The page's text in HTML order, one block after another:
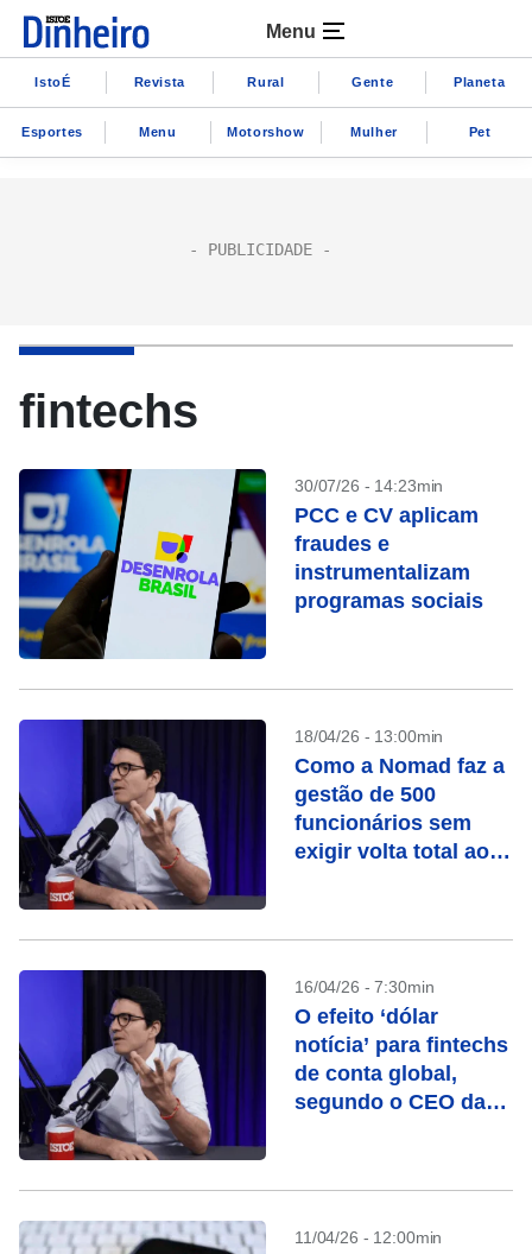
Menu
IstoÉ Revista Rural Gente Planeta
Esportes Menu Motorshow Mulher Pet
fintechs
30/07/26 - 14:23min
PCC e CV aplicam
fraudes e
instrumentalizam
programas sociais
18/04/26 - 13:00min
Como a Nomad faz a
gestão de 500
funcionários sem
exigir volta total ao
16/04/26 - 7:30min
O efeito ‘dólar
notícia’ para fintechs
de conta global,
segundo o CEO da
11/04/26 - 12:00min